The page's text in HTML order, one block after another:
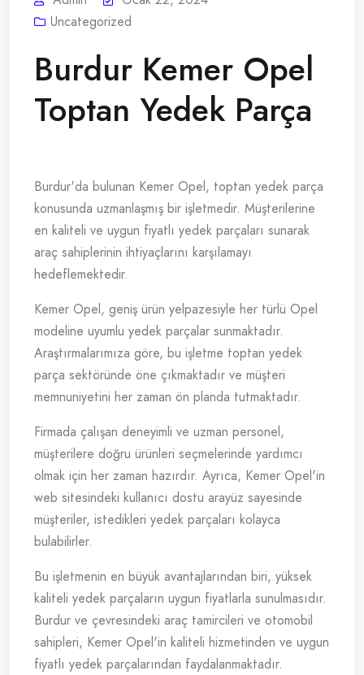
Uncategorized
Burdur Kemer Opel
Toptan Yedek Parça
Burdur'da bulunan Kemer Opel, toptan yedek parça
konusunda uzmanlaşmış bir işletmedir. Müşterilerine
en kaliteli ve uygun fiyatlı yedek parçaları sunarak
araç sahiplerinin ihtiyaçlarını karşılamayı
hedeflemektedir.
Kemer Opel, geniş ürün yelpazesiyle her türlü Opel
modeline uyumlu yedek parçalar sunmaktadır.
Araştırmalarımıza göre, bu işletme toptan yedek
parça sektöründe öne çıkmaktadır ve müşteri
memnuniyetini her zaman ön planda tutmaktadır.
Firmada çalışan deneyimli ve uzman personel,
müşterilere doğru ürünleri seçmelerinde yardımcı
olmak için her zaman hazırdır. Ayrıca, Kemer Opel'in
web sitesindeki kullanıcı dostu arayüz sayesinde
müşteriler, istedikleri yedek parçaları kolayca
bulabilirler.
Bu işletmenin en büyük avantajlarından biri, yüksek
kaliteli yedek parçaların uygun fiyatlarla sunulmasıdır.
Burdur ve çevresindeki araç tamircileri ve otomobil
sahipleri, Kemer Opel'in kaliteli hizmetinden ve uygun
fiyatlı yedek parçalarından faydalanmaktadır.